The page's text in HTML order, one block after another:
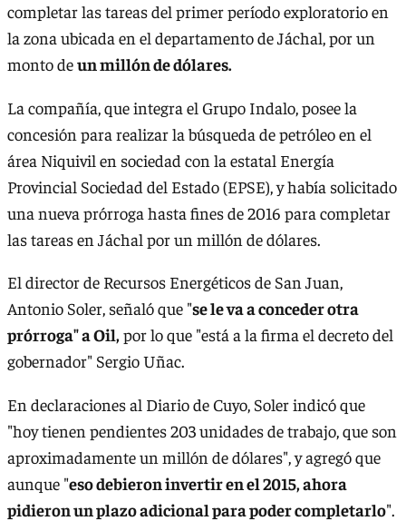
completar las tareas del primer período exploratorio en
la zona ubicada en el departamento de Jáchal, por un
monto deun millón de dólares.
La compañía, que integra el Grupo Indalo, posee la
concesión para realizar la búsqueda de petróleo en el
área Niquivil en sociedad con la estatal Energía
Provincial Sociedad del Estado (EPSE), y había solicitado
una nueva prórroga hasta fines de 2016 para completar
las tareas en Jáchal por un millón de dólares.
El director de Recursos Energéticos de San Juan,
Antonio Soler, señaló que "se le va a conceder otra
prórroga" a Oil,por lo que "está a la firma el decreto del
gobernador" Sergio Uñac.
En declaraciones al Diario de Cuyo, Soler indicó que
"hoy tienen pendientes 203 unidades de trabajo, que son
aproximadamente un millón de dólares", y agregó que
aunque "eso debieron invertir en el 2015, ahora
pidieron un plazo adicional para poder completarlo".